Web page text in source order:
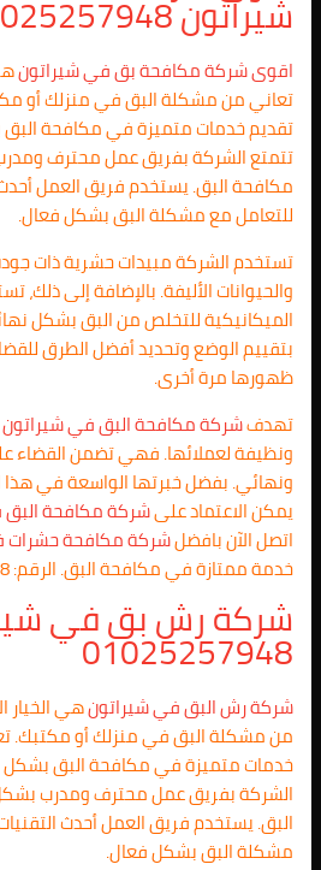
شيراتون 01025257948
اقوى شركة مكافحة بق في شيراتون
تعاني من مشكلة البق في منزلك أو
تقديم خدمات متميزة في مكافحة
تتمتع الشركة بفريق عمل محترف
مكافحة البق. يستخدم فريق العمل أحدث
للتعامل مع مشكلة البق بشكل فعال.
تستخدم الشركة مبيدات حشرية ذات
والحيوانات الأليفة. بالإضافة إلى ذلك،
الميكانيكية للتخلص من البق بشكل
بتقييم الوضع وتحديد أفضل الطرق
ظهورها مرة أخرى.
تهدفشركة مكافحة البق في شيراتون
ونظيفة لعملائها. فهي تضمن القضاء
ونهائي. بفضل خبرتها الواسعة في هذا
يمكن الاعتماد علىشركة مكافحة
اتصل الآن بافضلشركة مكافحة حشرات
خدمة ممتازة في مكافحة البق. الرقم: 01025257948.
شركة رش بق في
01025257948
شركة رش البق في شيراتونهي الخيار
من مشكلة البق في منزلك أو مكتبك.
خدمات متميزة في مكافحة البق بشكل
الشركة بفريق عمل محترف ومدرب
البق. يستخدم فريق العمل أحدث
مشكلة البق بشكل فعال.